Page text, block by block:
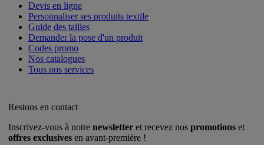
Devis en ligne
Personnaliser ses produits textile
Guide des tailles
Demander la pose d'un produit
Codes promo
Nos catalogues
Tous nos services
Restons en contact
Inscrivez-vous à notre newsletter et recevez nos promotions et
offres exclusives en avant-première !